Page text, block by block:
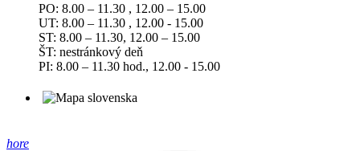
PO: 8.00 – 11.30 , 12.00 – 15.00
UT: 8.00 – 11.30 , 12.00 - 15.00
ST: 8.00 – 11.30, 12.00 – 15.00
ŠT: nestránkový deň
PI: 8.00 – 11.30 hod., 12.00 - 15.00
hore